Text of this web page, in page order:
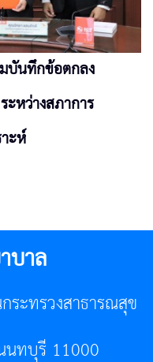
บันทึกข้อตกลง
ะหว่างสภาการ
ะห์
บาล
ระทรวงสาธารณสุข
นทบุรี 11000